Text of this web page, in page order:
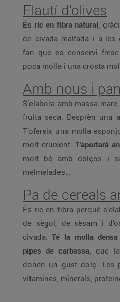
Flautí d’olives
És ric en fibra natural,
de civada maltada i a les
fan que es conservi
poca molla i una crosta
Amb nous i
S’elabora amb massa
fruita seca. Desprèn una
T’ofereix una molla
molt cruixent. T’aportarà
molt bé amb dolços i
melmelades…
Pa de cereals
És ric en fibra perquè
de sègol, de sèsam i
civada. Té la molla
pipes de carbassa, que
donen un gust dolç. Les
vitamines, minerals,